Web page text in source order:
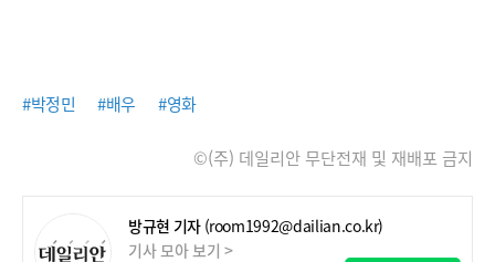
#박정민 #배우 #영화
©(주) 데일리안 무단전재 및 재배포 금지
방규현 기자 (room1992@dailian.co.kr)
기사 모아 보기 >